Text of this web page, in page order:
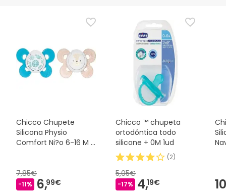
Chicco Chupete
Silicona Physio
Comfort Ni?o 6-16 M 2
7,85€
-11% 6,99€
Chicco ™ chupeta
ortodôntica todo
silicone + 0M 1ud
(2)
5,05€
-17% 4,19€